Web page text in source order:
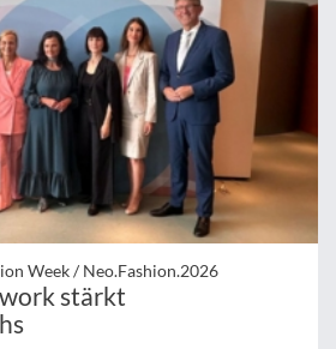
Week / Neo.Fashion.2026
stärkt